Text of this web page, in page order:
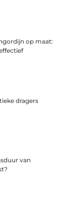
op maat:
dragers
van